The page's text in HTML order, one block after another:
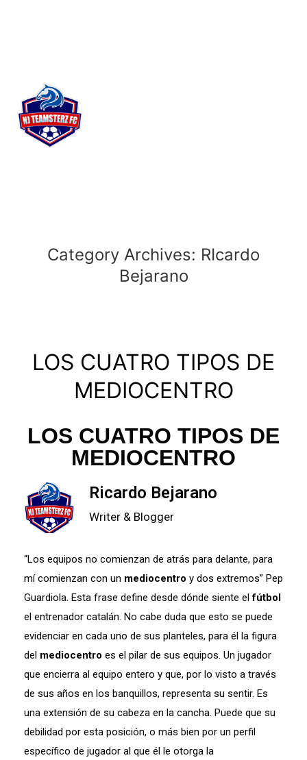
Category Archives: RIcardo
Bejarano
LOS CUATRO TIPOS DE
MEDIOCENTRO
LOS CUATRO TIPOS DE
MEDIOCENTRO
Ricardo Bejarano
Writer & Blogger
“Los equipos no comienzan de atrás para delante, para
mí comienzan con un mediocentro y dos extremos” Pep
Guardiola. Esta frase define desde dónde siente elfútbol
el entrenador catalán. No cabe duda que esto se puede
evidenciar en cada uno de sus planteles, para él la figura
del mediocentro es el pilar de sus equipos. Un jugador
que encierra al equipo entero y que, por lo visto a través
de sus años en los banquillos, representa su sentir. Es
una extensión de su cabeza en la cancha. Puede que su
debilidad por esta posición, o más bien por un perfil
específico de jugador al que él le otorga la